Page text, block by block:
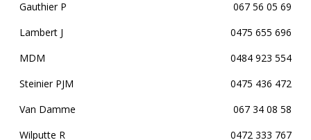
Gauthier P
067 56 05 69
Lambert J
0475 655 696
MDM
0484 923 554
Steinier PJM
0475 436 472
Van Damme
067 34 08 58
Wilputte R
0472 333 767